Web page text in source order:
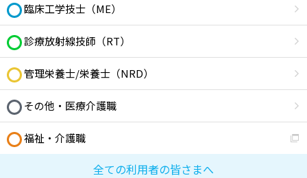
臨床工学技士（ME）
診療放射線技師（RT）
管理栄養士/栄養士（NRD）
その他・医療介護職
福祉・介護職
全ての利用者の皆さまへ